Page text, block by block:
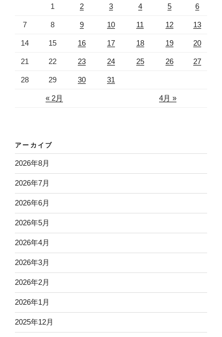
« 2月 4月 »
1 2 3 4 5 6
7 8 9 10 11 12 13
14 15 16 17 18 19 20
21 22 23 24 25 26 27
28 29 30 31
アーカイブ
2026年8月
2026年7月
2026年6月
2026年5月
2026年4月
2026年3月
2026年2月
2026年1月
2025年12月